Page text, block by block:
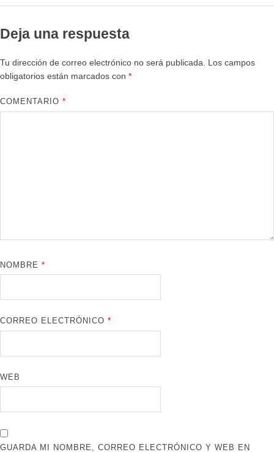
Deja una respuesta
Tu dirección de correo electrónico no será publicada.
Los campos
obligatorios están marcados con *
COMENTARIO*
NOMBRE*
CORREO ELECTRÓNICO*
WEB
GUARDA MI NOMBRE, CORREO ELECTRÓNICO Y WEB EN